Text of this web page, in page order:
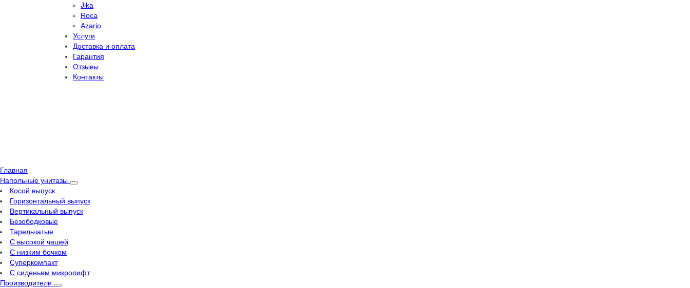
Jika
Roca
Azario
Услуги
Доставка и оплата
Гарантия
Отзывы
Контакты
Главная
Напольные унитазы
Косой выпуск
Горизонтальный выпуск
Вертикальный выпуск
Безободковые
Тарельчатые
С высокой чашей
С низким бочком
Суперкомпакт
С сиденьем микролифт
Производители